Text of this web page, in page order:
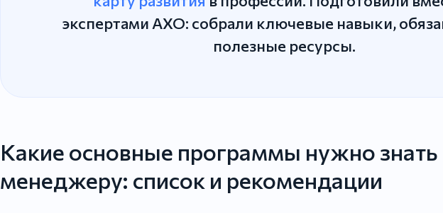
экспертами АХО: собрали ключевые навыки,
полезные ресурсы.
Какие основные программы нужно
менеджеру: список и рекомендации